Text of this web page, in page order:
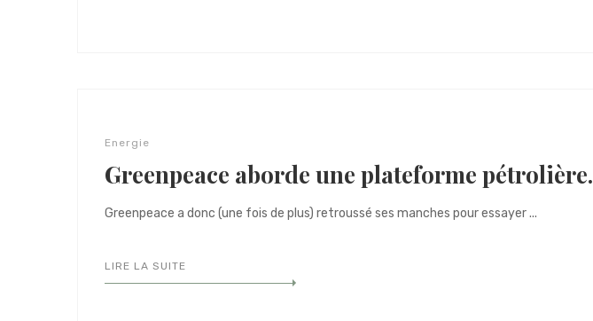
Energie
Greenpeace aborde une plateforme pétrolière.
Greenpeace a donc (une fois de plus) retroussé ses manches pour essayer ...
LIRE LA SUITE